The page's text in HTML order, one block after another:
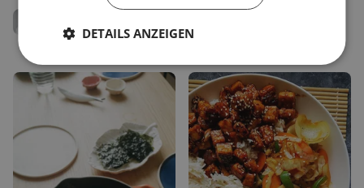
ConFusion- Asiatisch
kochen
DETAILS ANZEIGEN